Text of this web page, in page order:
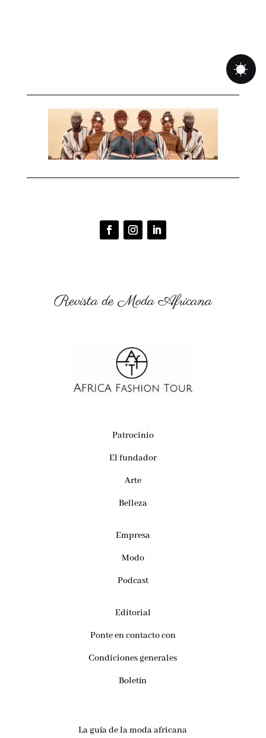
Revista de Moda Africana
Patrocinio
El fundador
Arte
Belleza
Empresa
Modo
Podcast
Editorial
Ponte en contacto con
Condiciones generales
Boletín
La guía de la moda africana